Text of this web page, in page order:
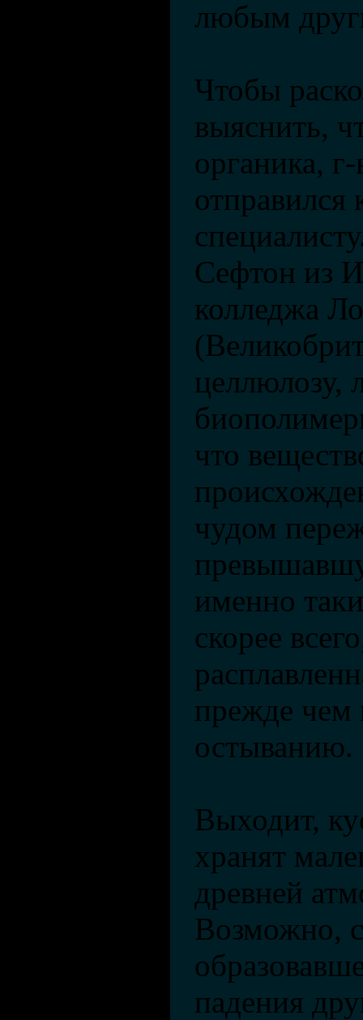
любым
Чтобы
выяснить,
органика,
отправился
Сефтон из
колледжа
целлюлозу,
что
чудом
именно
скорее
прежде чем
остыванию.
Выходит,
хранят
древней
Возможно,
падения